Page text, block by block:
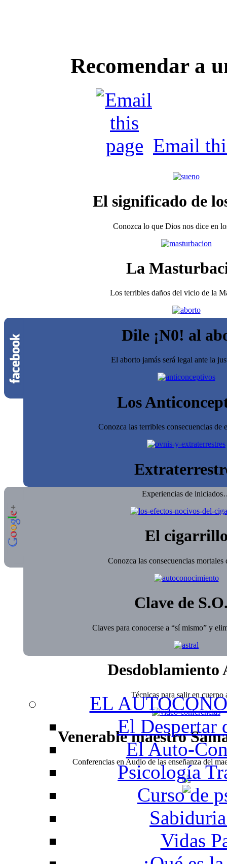
Recomendar a
Email
El significado de
Conozca lo que Dios nos dice en
La
Los terribles daños del vicio de la
Dile ¡N0! al
El aborto jamás será legal ante la
Los
Conozca las terribles consecuencias de
Experiencias de
El
Conozca las consecuencias mortales
Clave de
Claves para conocerse a “sí mismo” y
Desdoblamiento
Técnicas para salir en cuerpo
Venerable maestro
Conferencias en Audio de las enseñanza del
EL
El Despertar
El Auto-
Psicología
Curso de
Vidas